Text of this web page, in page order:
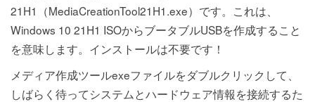
21H1（MediaCreationTool21H1.exe）です。これは、
Windows 10 21H1 ISOからブータブルUSBを作成すること
を意味します。インストールは不要です！
メディア作成ツールexeファイルをダブルクリックして、
しばらく待ってシステムとハードウェア情報を接続するた